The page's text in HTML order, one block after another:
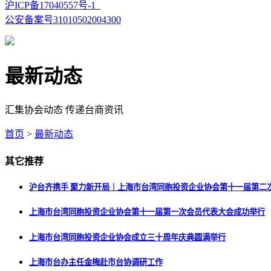
沪ICP备17040557号-1
公安备案号31010502004300
最新动态
汇集协会动态 传递台商资讯
首页 > 最新动态
其它推荐
沪台齐携手 聚力新开局｜上海市台湾同胞投资企业协会第十一届第二
上海市台湾同胞投资企业协会第十一届第一次会员代表大会成功举行
上海市台湾同胞投资企业协会成立三十周年庆典圆满举行
上海市台办主任金梅赴市台协调研工作